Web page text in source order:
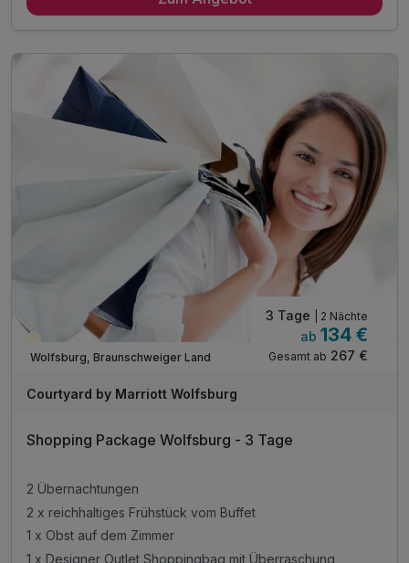
inkl. Aktivzeit in unserem Fitnessraum
inkl. WLAN
Teilweise ausgelastet
Wolfsburg, Braunschweiger Land
3 Tage | 2 Nächte
ab 134 €
Gesamt ab 267 €
Courtyard by Marriott Wolfsburg
Shopping Package Wolfsburg - 3 Tage
2 Übernachtungen
2 x reichhaltiges Frühstück vom Buffet
1 x Obst auf dem Zimmer
1 x Designer Outlet Shoppingbag mit Überraschung